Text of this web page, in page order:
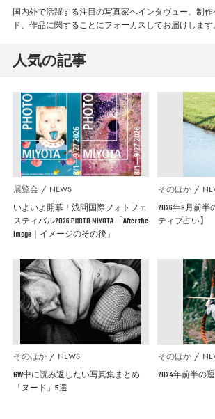
国内外で活躍する注目の写真家へインタヴュー。制
ド、作品に関することにフォーカスしてお届けします。
人気の記事
展覧会 NEWS
いよいよ開幕！浅間国際フォトフェ
スティバル2026 PHOTO MIYOTA 「After the
Image｜イメージのその後」
そのほか
2026年8月前
ティブ占い】
そのほか NEWS
GW中に読み返したい写真集まとめ
「ヌード」5選
そのほか
2024年前半の